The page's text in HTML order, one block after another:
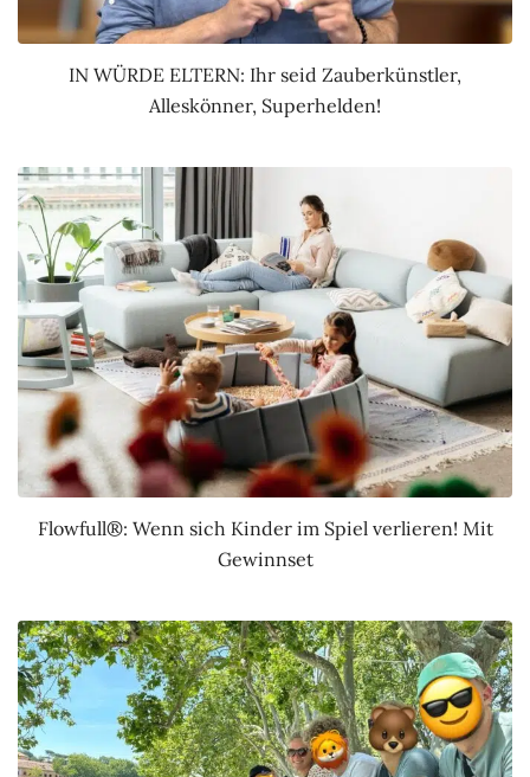
IN WÜRDE ELTERN: Ihr seid Zauberkünstler,
Alleskönner, Superhelden!
Flowfull®: Wenn sich Kinder im Spiel verlieren! Mit
Gewinnset